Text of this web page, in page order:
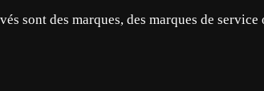
des marques, des marques de service